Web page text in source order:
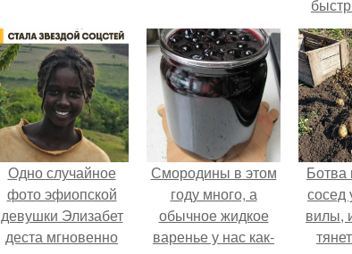
Одно случайное
фото эфиопской
девушки Элизабет
деста мгновенно
Смородины в этом
году много, а
обычное жидкое
варенье у нас как-
Ботва
сосед
вилы,